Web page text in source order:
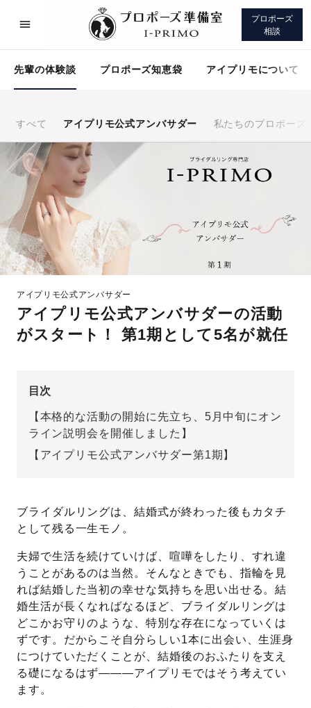
プロポーズ
相談
先輩の体験談 プロポーズ知恵袋 アイプリモについて
すべて アイプリモ公式アンバサダー 私たちのプロポーズ
アイプリモ公式アンバサダー
アイプリモ公式アンバサダーの活動
がスタート！ 第1期として5名が就任
目次
【本格的な活動の開始に先立ち、5月中旬にオン
ライン説明会を開催しました】
【アイプリモ公式アンバサダー第1期】
ブライダルリングは、結婚式が終わった後もカタチ
として残る一生モノ。
夫婦で生活を続けていけば、喧嘩をしたり、すれ違
うことがあるのは当然。そんなときでも、指輪を見
れば結婚した当初の幸せな気持ちを思い出せる。結
婚生活が長くなればなるほど、ブライダルリングは
どこかお守りのような、特別な存在になっていくは
ずです。だからこそ自分らしい1本に出会い、生涯身
につけていただくことが、結婚後のおふたりを支え
る礎になるはず———アイプリモではそう考えてい
ます。
プロポーズサポート 先輩の体験談
プロポーズ知恵袋
プロポーズサポート
スペシャルプロポーズイベント
プロポーズアイテム
パーフェクトプロポーズリング
プロポーズシチュエーション診断
婚約指輪マッチング診断
プロポーズプラン検索
先輩の体験談
プロポーズ知恵袋
プロポーズ意識調査結果一覧
ダイヤモンドの品質とは？
プロポーズの方法
タイミング
プレゼント
アイプリモについて
プロポーズのご相談
I-PRIMO公式サイト
I-PRIMO公式オンラインショップ